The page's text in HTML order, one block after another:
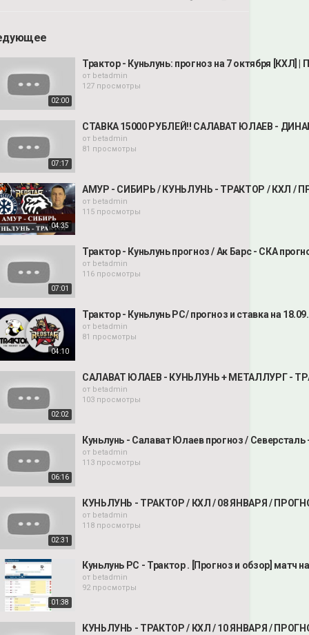
02:00
Трактор - Куньлунь: прогноз на 7 октября [КХЛ]
от betadmin
127 просмотры
07:17
СТАВКА 15000 РУБЛЕЙ!! САЛАВАТ ЮЛАЕВ -
от betadmin
81 просмотры
04:35
АМУР - СИБИРЬ / КУНЬЛУНЬ - ТРАКТОР / КХЛ /
от betadmin
115 просмотры
07:01
Трактор - Куньлунь прогноз / Ак Барс - СКА
от betadmin
116 просмотры
04:10
Трактор - Куньлунь РС/ прогноз и ставка на
от betadmin
81 просмотры
02:02
САЛАВАТ ЮЛАЕВ - КУНЬЛУНЬ + МЕТАЛЛУРГ -
от betadmin
103 просмотры
06:16
Куньлунь - Салават Юлаев прогноз /
от betadmin
113 просмотры
02:31
КУНЬЛУНЬ - ТРАКТОР / КХЛ / 08 ЯНВАРЯ /
от betadmin
118 просмотры
01:38
Куньлунь РС - Трактор . [Прогноз и обзор] матч
от betadmin
92 просмотры
КУНЬЛУНЬ - ТРАКТОР / КХЛ / 10 ЯНВАРЯ /